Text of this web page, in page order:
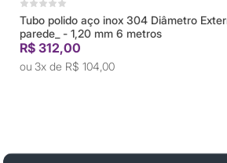
Tubo polido aço inox 304 Diâmetro
parede_ - 1,20 mm 6 metros
R$ 312,00
3x de R$ 104,00